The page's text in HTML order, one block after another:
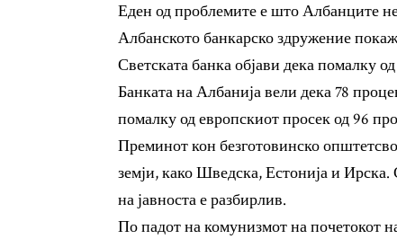
Еден од проблемите е што Албанците
Албанското банкарско здружение
Светската банка објави дека помалку
Банката на Албанија вели дека 78
помалку од европскиот просек од 96
Преминот кон безготовинско
земји, како Шведска, Естонија и
на јавноста е разбирлив.
По падот на комунизмот на почетокот